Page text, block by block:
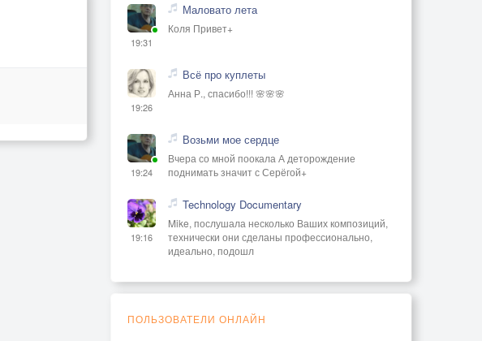
19:31
Маловато лета
Коля Привет+
19:26
Всё про куплеты
Анна Р., спасибо!!! 🌸🌸🌸
19:24
Возьми мое сердце
Вчера со мной поокала А деторождение
поднимать значит с Серёгой+
19:16
Technology Documentary
Mike, послушала несколько Ваших композиций,
технически они сделаны профессионально,
идеально, подошл
ПОЛЬЗОВАТЕЛИ ОНЛАЙН